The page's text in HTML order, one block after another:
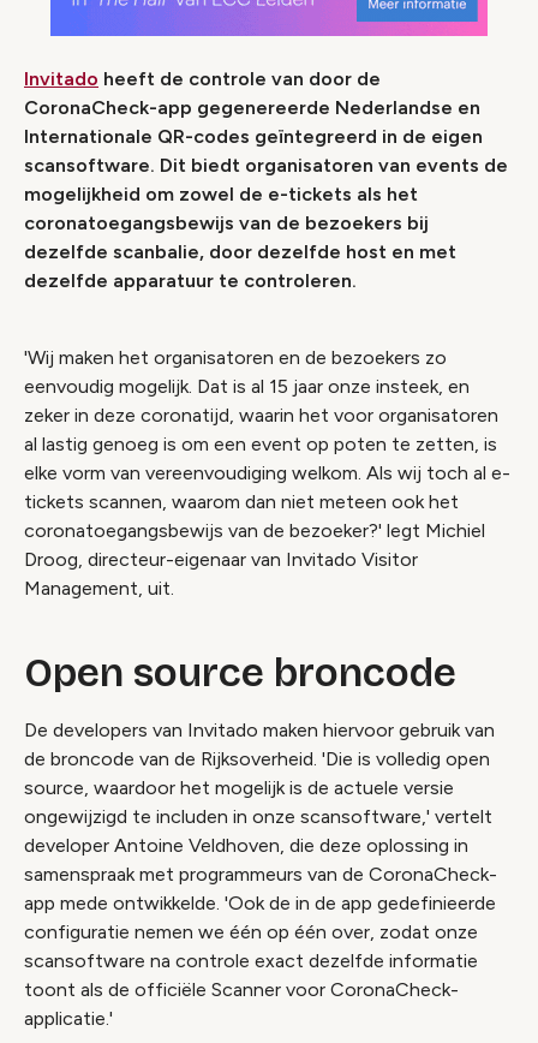
Invitado heeft de controle van door de
CoronaCheck-app gegenereerde Nederlandse en
Internationale QR-codes geïntegreerd in de eigen
scansoftware. Dit biedt organisatoren van events de
mogelijkheid om zowel de e-tickets als het
coronatoegangsbewijs van de bezoekers bij
dezelfde scanbalie, door dezelfde host en met
dezelfde apparatuur te controleren.
'Wij maken het organisatoren en de bezoekers zo
eenvoudig mogelijk. Dat is al 15 jaar onze insteek, en
zeker in deze coronatijd, waarin het voor organisatoren
al lastig genoeg is om een event op poten te zetten, is
elke vorm van vereenvoudiging welkom. Als wij toch al e-
tickets scannen, waarom dan niet meteen ook het
coronatoegangsbewijs van de bezoeker?' legt Michiel
Droog, directeur-eigenaar van Invitado Visitor
Management, uit.
Open source broncode
De developers van Invitado maken hiervoor gebruik van
de broncode van de Rijksoverheid. 'Die is volledig open
source, waardoor het mogelijk is de actuele versie
ongewijzigd te includen in onze scansoftware,' vertelt
developer Antoine Veldhoven, die deze oplossing in
samenspraak met programmeurs van de CoronaCheck-
app mede ontwikkelde. 'Ook de in de app gedefinieerde
configuratie nemen we één op één over, zodat onze
scansoftware na controle exact dezelfde informatie
toont als de officiële Scanner voor CoronaCheck-
applicatie.'